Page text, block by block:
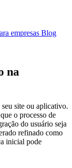
empresas Blog
na
site ou aplicativo.
o processo de
do usuário seja
refinado como
inicial pode